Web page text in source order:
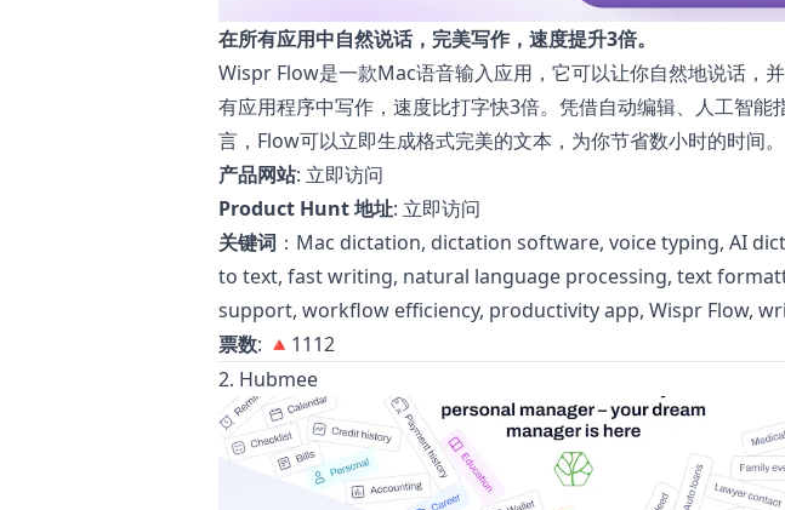
在所有应用中自然说话，完美写作，速度提升3倍。
Wispr Flow是一款Mac语音输入应用，它可以让你自然地说话，
有应用程序中写作，速度比打字快3倍。凭借自动编辑、人工智能
言，Flow可以立即生成格式完美的文本，为你节省数小时的时间。
产品网站: 立即访问
Product Hunt 地址: 立即访问
关键词 ：Mac dictation, dictation software, voice typing, AI
to text, fast writing, natural language processing, text
support, workflow efficiency, productivity app, Wispr Flow,
票数: 🔺1112
2. Hubmee